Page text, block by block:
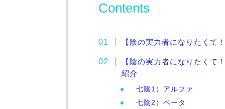
Contents
【陰の実力者になりたくて
【陰の実力者になりたくて
紹介
七陰1）アルファ
七陰2）ベータ